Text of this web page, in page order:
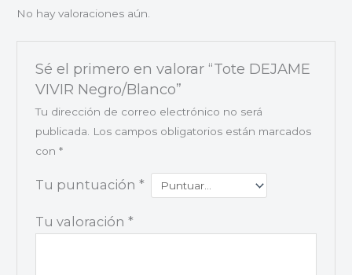
No hay valoraciones aún.
Sé el primero en valorar “Tote DEJAME
VIVIR Negro/Blanco”
Tu dirección de correo electrónico no será
publicada.
Los campos obligatorios están marcados
con *
Tu puntuación *
Tu valoración *